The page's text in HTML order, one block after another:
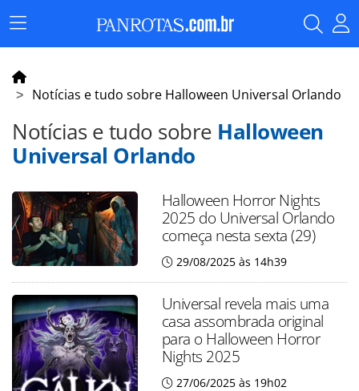
Menu
Principal
Notícias e tudo sobre Halloween Universal Orlando
Notícias e tudo sobre Halloween
Universal Orlando
Halloween Horror Nights
2025 do Universal Orlando
começa nesta sexta (29)
29/08/2025 às 14h39
Universal revela mais uma
casa assombrada original
para o Halloween Horror
Nights 2025
27/06/2025 às 19h02